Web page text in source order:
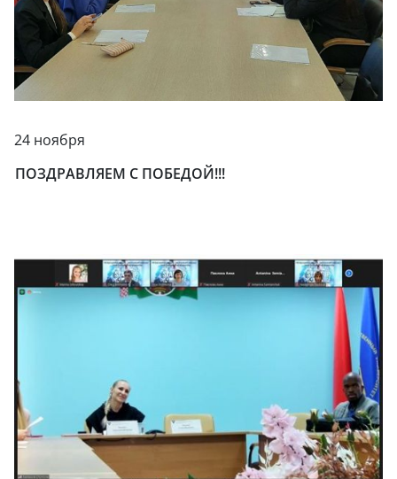
24 ноября
ПОЗДРАВЛЯЕМ С ПОБЕДОЙ!!!